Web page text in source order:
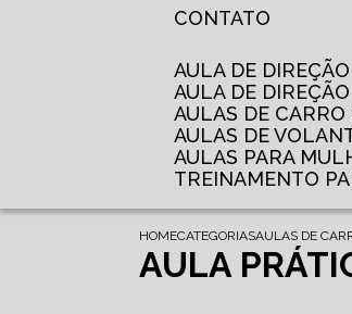
CONTATO
AULA DE
AULA DE
AULAS DE
AULAS DE
AULAS PARA
TREINAMENTO
HOMECATEGORIASAULAS DE
AULA